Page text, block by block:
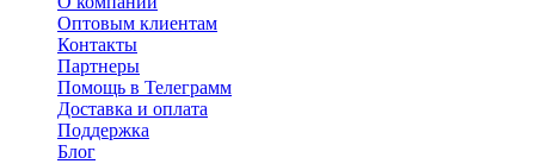
Оптовым клиентам
Контакты
Партнеры
Помощь в Телеграмм
Доставка и оплата
Поддержка
Блог